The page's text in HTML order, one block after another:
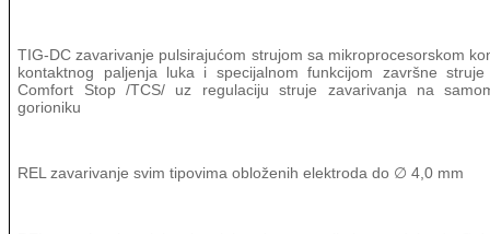
TIG-DC zavarivanje pulsirajućom strujom sa mikroprocesorskom
kontaktnog paljenja luka i specijalnom funkcijom završne
Comfort Stop /TCS/ uz regulaciju struje zavarivanja na
gorioniku
REL zavarivanje svim tipovima obloženih elektroda do ∅ 4,0 mm